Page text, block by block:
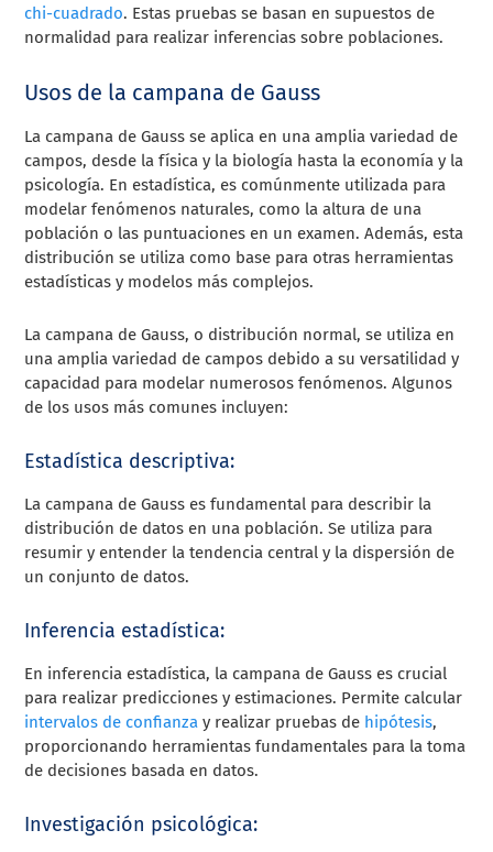
chi-cuadrado. Estas pruebas se basan en supuestos de
normalidad para realizar inferencias sobre poblaciones.
Usos de la campana de Gauss
La campana de Gauss se aplica en una amplia variedad de
campos, desde la física y la biología hasta la economía y la
psicología. En estadística, es comúnmente utilizada para
modelar fenómenos naturales, como la altura de una
población o las puntuaciones en un examen. Además, esta
distribución se utiliza como base para otras herramientas
estadísticas y modelos más complejos.
La campana de Gauss, o distribución normal, se utiliza en
una amplia variedad de campos debido a su versatilidad y
capacidad para modelar numerosos fenómenos. Algunos
de los usos más comunes incluyen:
Estadística descriptiva:
La campana de Gauss es fundamental para describir la
distribución de datos en una población. Se utiliza para
resumir y entender la tendencia central y la dispersión de
un conjunto de datos.
Inferencia estadística:
En inferencia estadística, la campana de Gauss es crucial
para realizar predicciones y estimaciones. Permite calcular
intervalos de confianza y realizar pruebas de hipótesis,
proporcionando herramientas fundamentales para la toma
de decisiones basada en datos.
Investigación psicológica: